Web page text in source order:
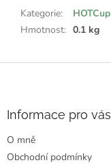
Kategorie:
Hmotnost: 0.1 kg
Informace pro vás
O mně
Obchodní podmínky